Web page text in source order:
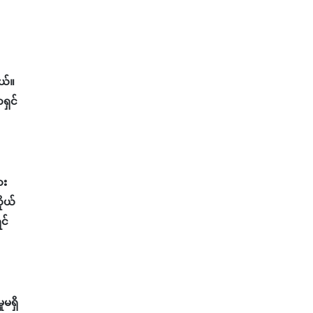
။
ရှင်
ယ်
မရှိ